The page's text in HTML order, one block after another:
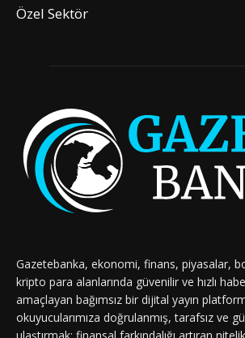
Özel Sektör
Gazetebanka, ekonomi, finans, piyasalar,
kripto para alanlarında güvenilir ve hızlı
amaçlayan bağımsız bir dijital yayın
okuyucularımıza doğrulanmış, tarafsız ve